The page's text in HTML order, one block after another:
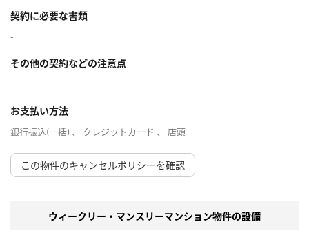
契約に必要な書類
-
その他の契約などの注意点
-
お支払い方法
銀行振込(一括) 、 クレジットカード 、 店頭
この物件のキャンセルポリシーを確認
ウィークリー・マンスリーマンション物件の設備